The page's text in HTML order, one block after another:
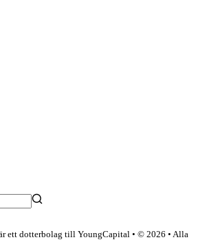
ett dotterbolag till YoungCapital • © 2026 • Alla